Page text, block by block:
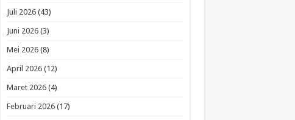
Juli 2026(43)
Juni 2026(3)
Mei 2026(8)
April 2026(12)
Maret 2026(4)
Februari 2026(17)